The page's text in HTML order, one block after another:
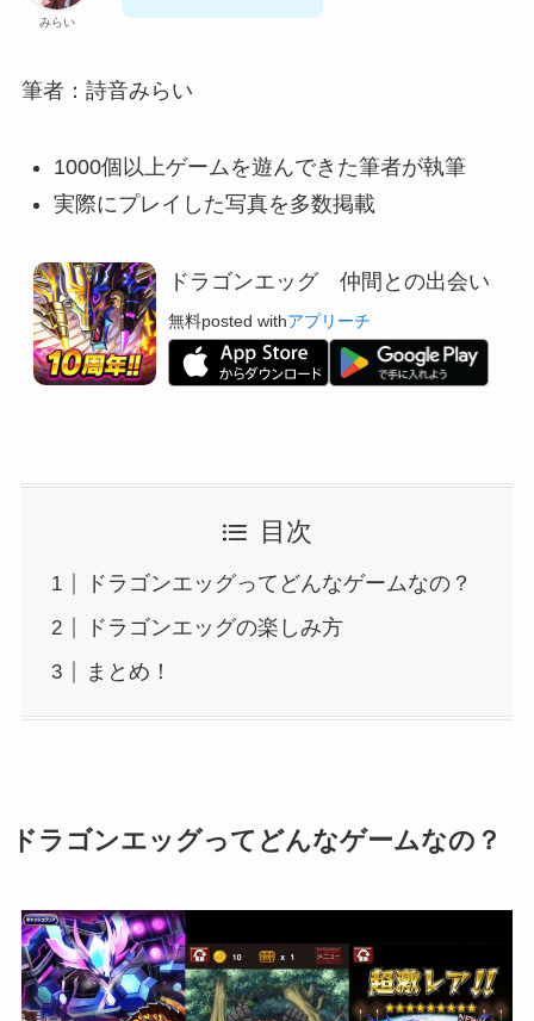
みらい
筆者：詩音みらい
1000個以上ゲームを遊んできた筆者が執筆
実際にプレイした写真を多数掲載
ドラゴンエッグ 仲間との出会い
無料posted withアプリーチ
目次
ドラゴンエッグってどんなゲームなの？
ドラゴンエッグの楽しみ方
まとめ！
ドラゴンエッグってどんなゲームなの？